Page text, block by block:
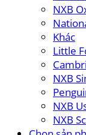
NXB
Khác
Little
NXB
NXB
NXB